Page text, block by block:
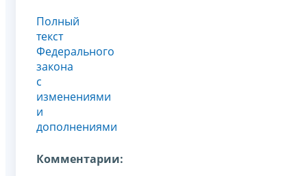
Полный
текст
Федерального
закона
с
изменениями
и
дополнениями
Комментарии: